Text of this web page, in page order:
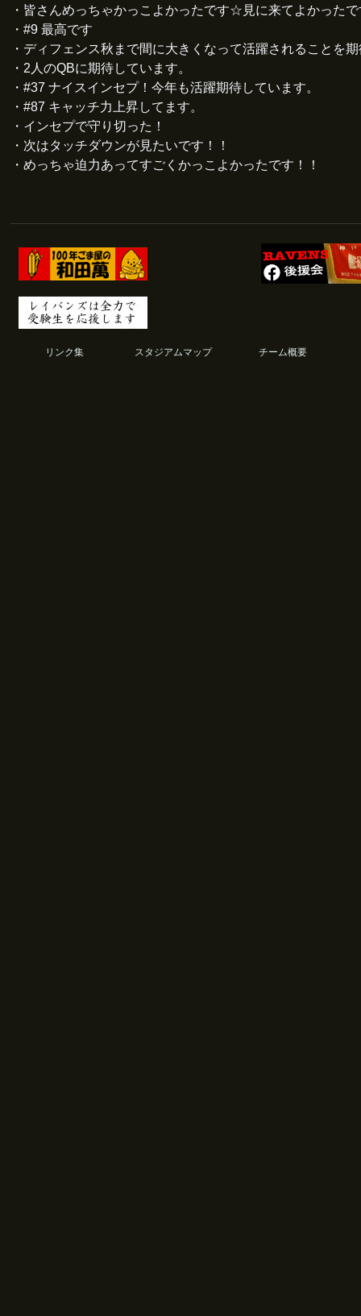
・皆さんめっちゃかっこよかったです☆見に来てよかったで
・#9 最高です
・ディフェンス秋まで間に大きくなって活躍されることを
・2人のQBに期待しています。
・#37 ナイスインセプ！今年も活躍期待しています。
・#87 キャッチ力上昇してます。
・インセプで守り切った！
・次はタッチダウンが見たいです！！
・めっちゃ迫力あってすごくかっこよかったです！！
リンク集 スタジアムマップ チーム概要